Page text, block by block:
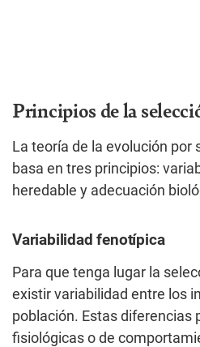
Principios de la
La teoría de la evolución por
basa en tres principios:
heredable y adecuación
Variabilidad fenotípica
Para que tenga lugar la
existir variabilidad entre los
población. Estas diferencias
fisiológicas o de